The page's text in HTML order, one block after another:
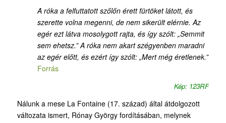
A róka a felfuttatott szőlőn érett fürtöket látott, és
szerette volna megenni, de nem sikerült elérnie. Az
egér ezt látva mosolygott rajta, és így szólt: „Semmit
sem ehetsz.” A róka nem akart szégyenben maradni
az egér előtt, és ezért így szólt: „Mert még éretlenek.”
Forrás
Kép: 123RF
Nálunk a mese La Fontaine (17. század) által átdolgozott
változata ismert, Rónay György fordításában, melynek